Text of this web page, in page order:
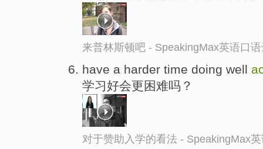
来普林斯顿吧 - SpeakingMax英语口
have a harder time doing well
学习好会更困难吗？
对于赞助入学的看法 - SpeakingMax